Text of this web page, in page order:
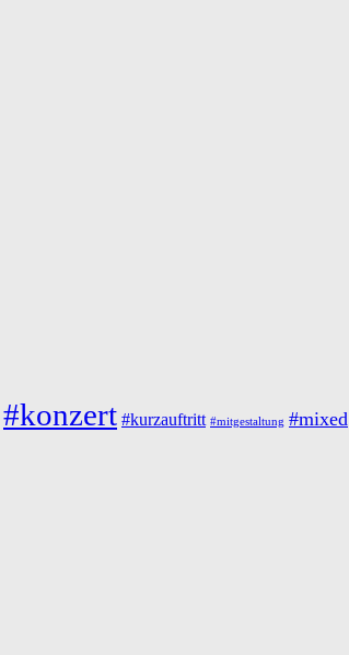
#konzert #kurzauftritt #mitgestaltung #mixed